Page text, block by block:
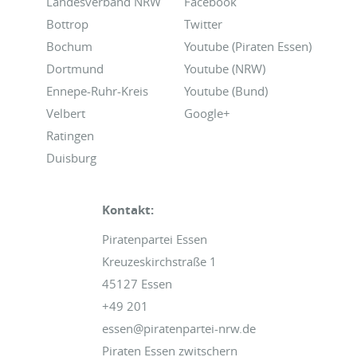
Bottrop
Bochum
Dortmund
Ennepe-Ruhr-Kreis
Velbert
Ratingen
Duisburg
Twitter
Youtube (Piraten Essen)
Youtube (NRW)
Youtube (Bund)
Google+
Kontakt:
Piratenpartei Essen
Kreuzeskirchstraße 1
45127 Essen
+49 201
essen@piratenpartei-nrw.de
Piraten Essen zwitschern